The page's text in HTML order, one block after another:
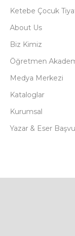
Ketebe Çocuk
About Us
Biz Kimiz
Öğretmen
Medya Merkezi
Kataloglar
Kurumsal
Yazar & Eser